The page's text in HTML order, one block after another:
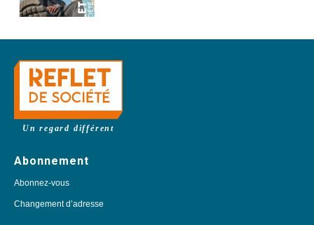
Un regard différent
Abonnement
Abonnez-vous
Changement d’adresse